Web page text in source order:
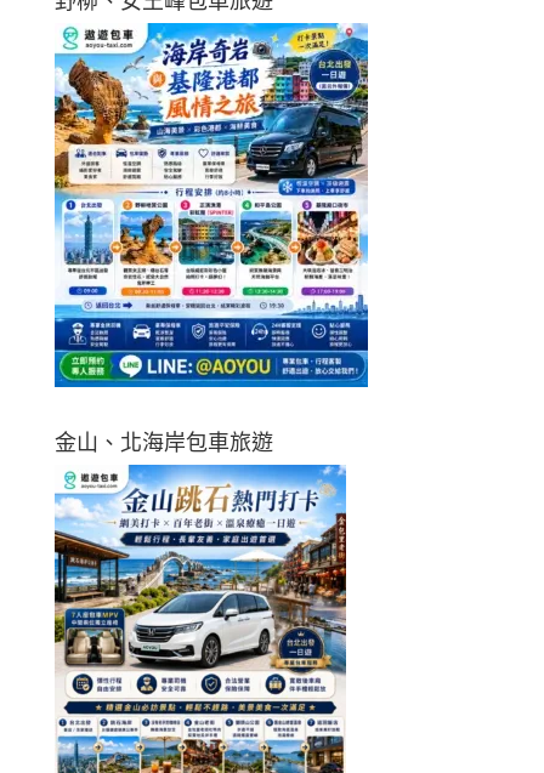
金山、北海岸包車旅遊